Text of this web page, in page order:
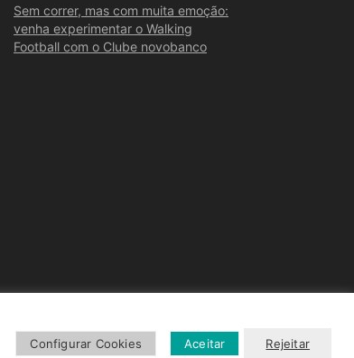
Sem correr, mas com muita emoção:
venha experimentar o Walking
Football com o Clube novobanco
Configurar Cookies Aceitar Rejeitar